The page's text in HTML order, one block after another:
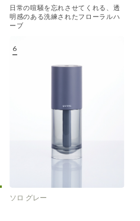
日常の喧騒を忘れさせてくれる、透
明感のある洗練されたフローラルハ
ーブ
ソロ グレー